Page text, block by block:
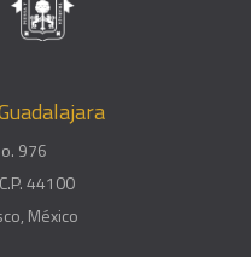
976
44100
México